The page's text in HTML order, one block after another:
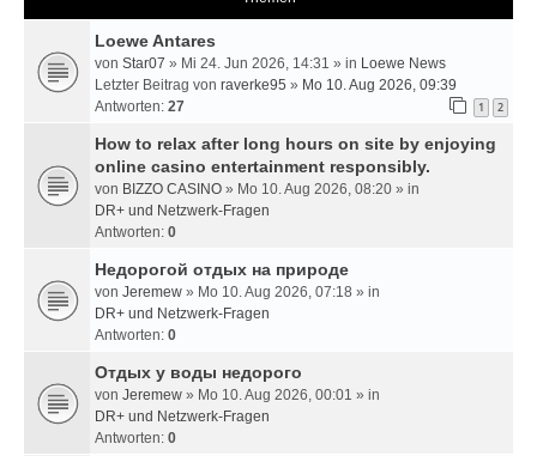
Loewe Antares
von Star07 » Mi 24. Jun 2026, 14:31 » in Loewe News
Letzter Beitrag von raverke95 » Mo 10. Aug 2026, 09:39
Antworten: 27 1 2
How to relax after long hours on site by enjoying
online casino entertainment responsibly.
von BIZZO CASINO » Mo 10. Aug 2026, 08:20 » in
DR+ und Netzwerk-Fragen
Antworten: 0
Недорогой отдых на природе
von Jeremew » Mo 10. Aug 2026, 07:18 » in
DR+ und Netzwerk-Fragen
Antworten: 0
Отдых у воды недорого
von Jeremew » Mo 10. Aug 2026, 00:01 » in
DR+ und Netzwerk-Fragen
Antworten: 0